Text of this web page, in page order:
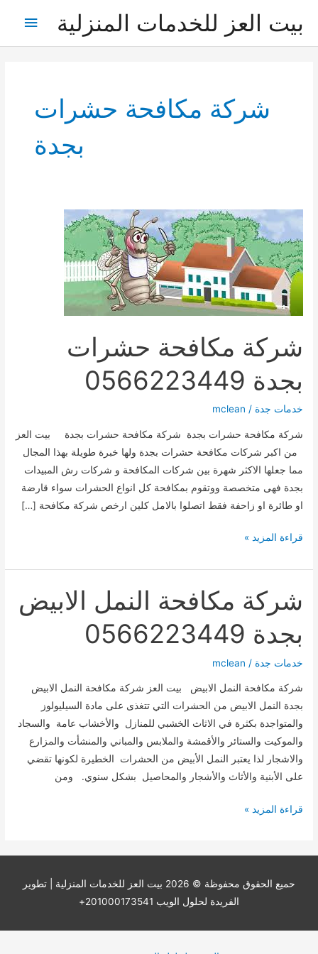
بيت العز للخدمات المنزلية
شركة مكافحة حشرات
بجدة
شركة مكافحة حشرات
بجدة 0566223449
خدمات جدة /
mclean
شركة مكافحة حشرات بجدة شركة مكافحة حشرات بجدة بيت العز
من اكبر شركات مكافحة حشرات بجدة ولها خبرة طويلة بهذا المجال
مما جعلها الاكثر شهرة بين شركات المكافحة و شركات رش المبيدات
بجدة فهى متخصصة ووتقوم بمكافحة كل انواع الحشرات سواء قارضة
او طائرة او زاحفة فقط اتصلوا بالامل كلين ارخص شركة مكافحة […]
شركة
حشرات
0566223449
قراءة المزيد »
شركة مكافحة النمل الابيض
بجدة 0566223449
خدمات جدة /
mclean
شركة مكافحة النمل الابيض بيت العز شركة مكافحة النمل الابيض
بجدة النمل الابيض من الحشرات التي تتغذى على مادة السيليولوز
والمتواجدة بكثرة في الاثاث الخشبي للمنازل والأخشاب عامة والسجاد
والموكيت والستائر والأقمشة والملابس والمباني والمنشأت والمزارع
والاشجار لذا يعتبر النمل الأبيض من الحشرات الخطيرة لكونها تقضي
على الأبنية والأثاث والأشجار والمحاصيل بشكل سنوي. ومن
شركة
قراءة المزيد »
حميع الحقوق محفوظة © 2026 بيت العز للخدمات المنزلية | تطوير
الفريدة لحلول الويب 201000173541+